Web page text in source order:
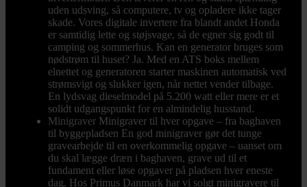
uden udsving, så computere, tv og opladere ikke tager
skade. Vores digitale invertere fra blandt andet Honda
er samtidig lette og støjsvage, så de egner sig godt til
camping og sommerhus. Kan en generator bruges som
nødstrøm til huset? Ja. Med en ATS boks mellem
elnettet og generatoren starter maskinen automatisk ved
strømsvigt og slukker igen, når nettet vender tilbage.
En lydsvag dieselmodel på 5.200 watt eller mere er et
solidt udgangspunkt for en almindelig husstand.
Minigraver Minigraver til hver opgave – fra baghaven
til byggepladsen En god minigraver gør det tunge
gravearbejde til en overkommelig opgave – uanset om
du skal lægge dræn i baghaven, grave ud til et
fundament eller løse opgaver på pladsen hver eneste
dag. Hos Primus Danmark har vi solgt minigravere til